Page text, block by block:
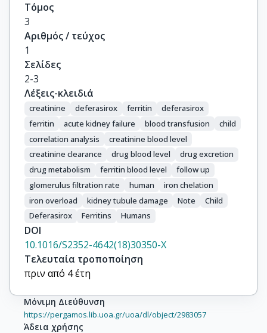
Τόμος
3
Αριθμός / τεύχος
1
Σελίδες
2-3
Λέξεις-κλειδιά
creatinine deferasirox ferritin
deferasirox
ferritin
acute kidney failure blood transfusion
child
correlation analysis
creatinine blood level
creatinine clearance
drug blood level
drug excretion
drug metabolism
ferritin blood level
follow up
glomerulus filtration rate
human
iron chelation
iron overload
kidney tubule damage Note
Child
Deferasirox
Ferritins Humans
DOI
10.1016/S2352-4642(18)30350-X
Τελευταία τροποποίηση
πριν από 4 έτη
Μόνιμη Διεύθυνση
https://pergamos.lib.uoa.gr/uoa/dl/object/2983057
Άδεια χρήσης